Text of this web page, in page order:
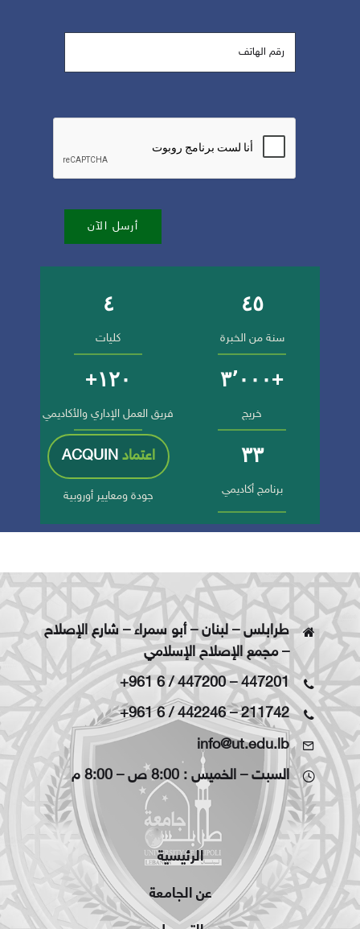
أرسل الآن
أرقام وإنجازات الجامعة
٤٥
سنة من الخبرة
٤
كليات
+٣٬٠٠٠
خريج
١٢٠+
فريق العمل الإداري والأكاديمي
٣٣
برنامج أكاديمي
اعتمادACQUIN
جودة ومعايير أوروبية
طرابلس – لبنان – أبو سمراء – شارع الإصلاح
– مجمع الإصلاح الإسلامي
+961 6 / 447200–447201
+961 6 / 442246–211742
info@ut.edu.lb
السبت – الخميس : 8:00 ص – 8:00 م
الرئيسية
عن الجامعة